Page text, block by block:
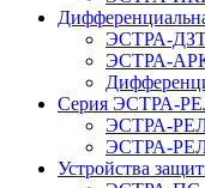
ЭСТРА-
ЭСТРА-
Серия ЭСТРА-
ЭСТРА-
ЭСТРА-
Устройства